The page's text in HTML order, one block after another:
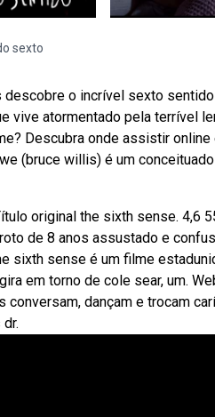
sexto
o incrível sexto
vive atormentado pela terrível
Descubra onde assistir
(bruce willis) é um
original the sixth sense. 4,6
de 8 anos assustado e
sixth sense é um filme
em torno de cole sear, um.
dançam e trocam